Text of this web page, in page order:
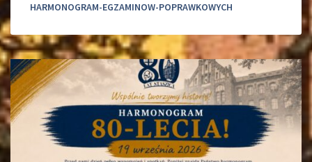
HARMONOGRAM-EGZAMINOW-POPRAWKOWYCH